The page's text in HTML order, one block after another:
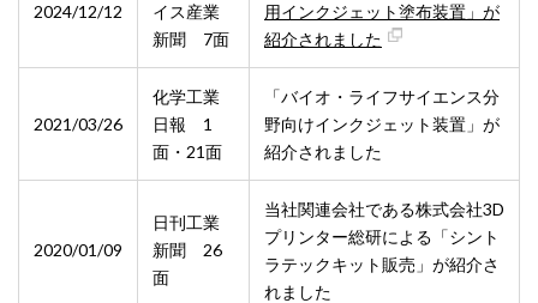
2024/12/12
イス産業
新聞 7面
用インクジェット塗布装置」が
紹介されました
2021/03/26
化学工業
日報 1
面・21面
「バイオ・ライフサイエンス分
野向けインクジェット装置」が
紹介されました
2020/01/09
日刊工業
新聞 26
面
当社関連会社である株式会社3D
プリンター総研による「シント
ラテックキット販売」が紹介さ
れました